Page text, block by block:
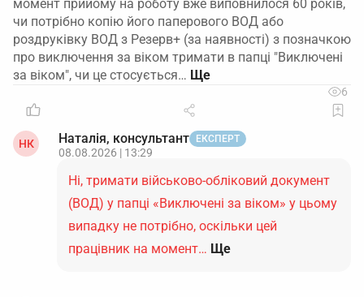
момент прийому на роботу вже виповнилося 60 років,
чи потрібно копію його паперового ВОД або
роздруківку ВОД з Резерв+ (за наявності) з позначкою
про виключення за віком тримати в папці "Виключені
за віком", чи це стосується…
6
НК Наталія, консультант ЕКСПЕРТ
08.08.2026 | 13:29
Ні, тримати військово-обліковий документ
(ВОД) у папці «Виключені за віком» у цьому
випадку не потрібно, оскільки цей
працівник на момент… Ще